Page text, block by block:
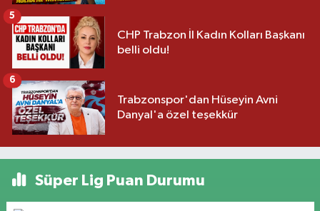
CHP Trabzon İl Kadın Kolları Başkanı
belli oldu!
5
Trabzonspor'dan Hüseyin Avni
Danyal'a özel teşekkür
6
Süper Lig Puan Durumu